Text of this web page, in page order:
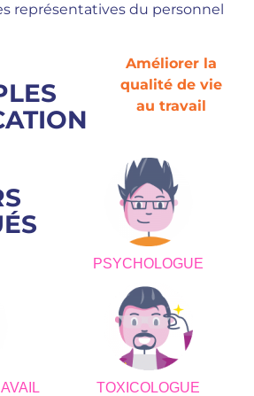
représentatives du personnel
Améliorer la
qualité de vie
au travail
PSYCHOLOGUE
TOXICOLOGUE